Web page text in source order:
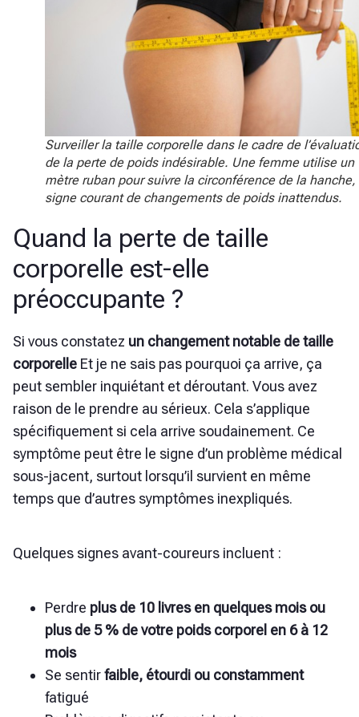
Surveiller la taille corporelle dans le cadre de
de la perte de poids indésirable. Une femme utilise un
mètre ruban pour suivre la circonférence de la hanche,
signe courant de changements de poids inattendus.
Quand la perte de taille
corporelle est-elle
préoccupante ?
Si vous constatez un changement notable de taille
corporelle Et je ne sais pas pourquoi ça arrive, ça
peut sembler inquiétant et déroutant. Vous avez
raison de le prendre au sérieux. Cela s’applique
spécifiquement si cela arrive soudainement. Ce
symptôme peut être le signe d’un problème médical
sous-jacent, surtout lorsqu’il survient en même
temps que d’autres symptômes inexpliqués.
Quelques signes avant-coureurs incluent :
Perdre plus de 10 livres en quelques mois ou
plus de 5 % de votre poids corporel en 6 à 12
mois
Se sentirfaible, étourdi ou constamment
fatigué